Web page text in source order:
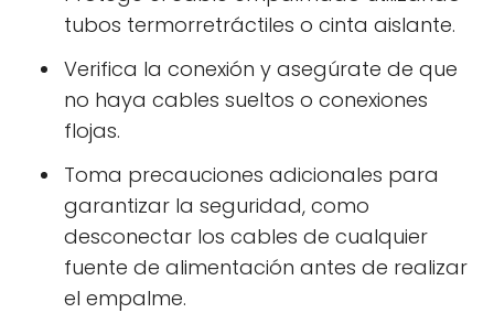
tubos termorretráctiles o cinta aislante.
Verifica la conexión y asegúrate de que
no haya cables sueltos o conexiones
flojas.
Toma precauciones adicionales para
garantizar la seguridad, como
desconectar los cables de cualquier
fuente de alimentación antes de realizar
el empalme.